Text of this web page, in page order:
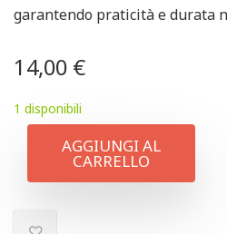
garantendo praticità e durata
14,00 €
1 disponibili
AGGIUNGI AL
CARRELLO